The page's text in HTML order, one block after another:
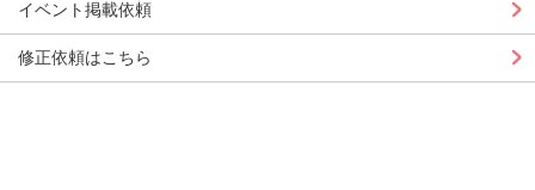
イベント掲載依頼
修正依頼はこちら